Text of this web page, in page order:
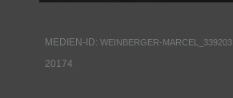
MEDIEN-ID: WEINBERGER-MARCEL_339203
20174